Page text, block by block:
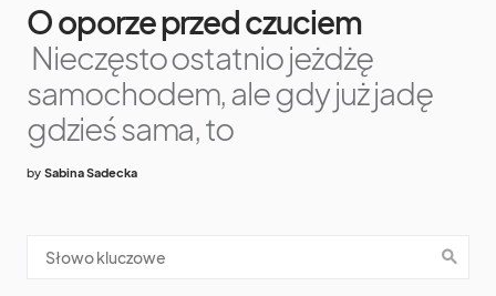
O oporze przed czuciem
Nieczęsto ostatnio jeżdżę
samochodem, ale gdy już jadę
gdzieś sama, to
by Sabina Sadecka